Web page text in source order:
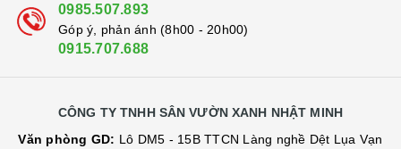
0985.507.893
Góp ý, phản ánh (8h00 - 20h00)
0915.707.688
CÔNG TY TNHH SÂN VƯỜN XANH NHẬT MINH
Văn phòng GD: Lô DM5 - 15B TTCN Làng nghề Dệt Lụa Vạn